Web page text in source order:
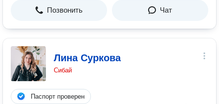
Позвонить Чат
Лина Суркова
Сибай
Паспорт проверен